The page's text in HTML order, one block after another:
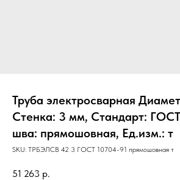
Труба электросварная
Стенка: 3 мм, Стандарт:
шва: прямошовная, Ед.изм.: т
SKU: ТРБЭЛСВ 42 3 ГОСТ 10704-91 прямошовная т
51 263 р.